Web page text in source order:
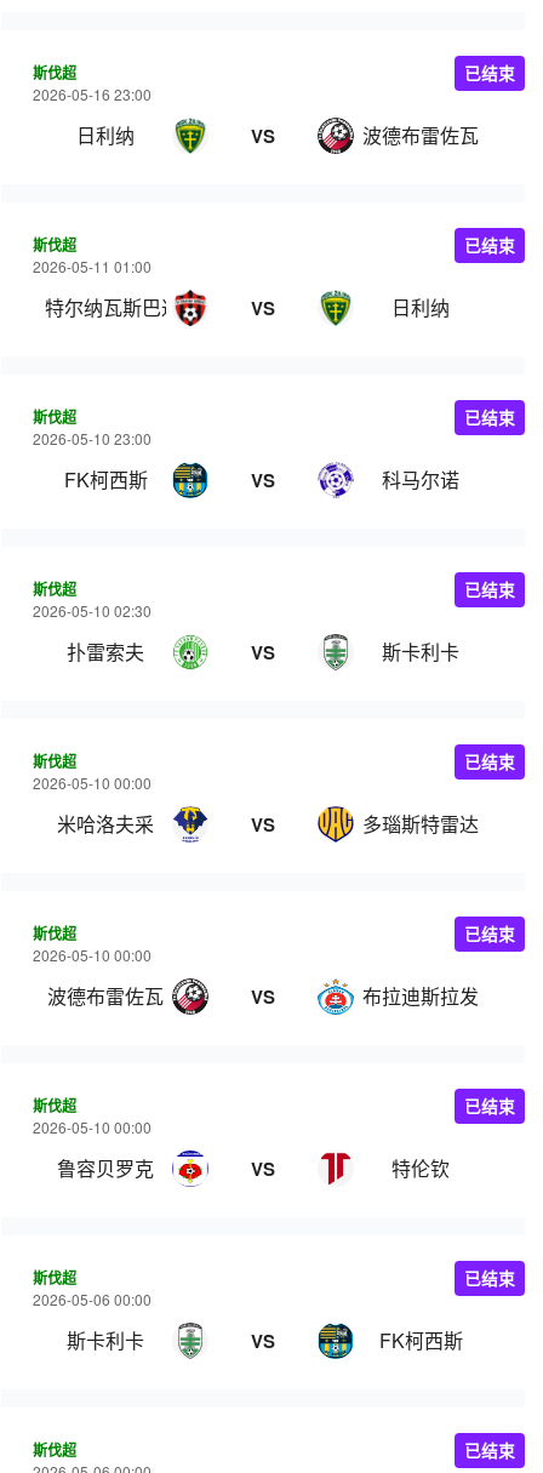
斯伐超
2026-05-16 23:00
日利纳 VS 波德布雷佐瓦
已结束
斯伐超
2026-05-11 01:00
特尔纳瓦斯巴达克 VS 日利纳
已结束
斯伐超
2026-05-10 23:00
FK柯西斯 VS 科马尔诺
已结束
斯伐超
2026-05-10 02:30
扑雷索夫 VS 斯卡利卡
已结束
斯伐超
2026-05-10 00:00
米哈洛夫采 VS 多瑙斯特雷达
已结束
斯伐超
2026-05-10 00:00
波德布雷佐瓦 VS 布拉迪斯拉发
已结束
斯伐超
2026-05-10 00:00
鲁容贝罗克 VS 特伦钦
已结束
斯伐超
2026-05-06 00:00
斯卡利卡 VS FK柯西斯
已结束
斯伐超 已结束